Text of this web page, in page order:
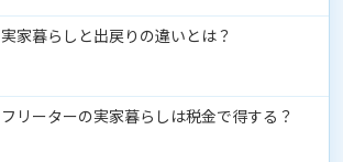
実家暮らしと出戻りの違いとは？
フリーターの実家暮らしは税金で得する？